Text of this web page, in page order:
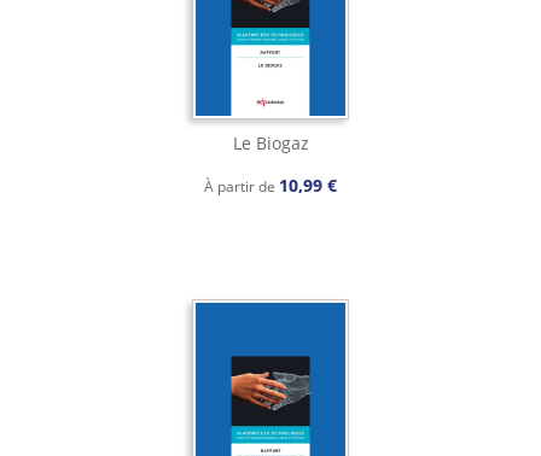
Le Biogaz
À partir de 10,99 €